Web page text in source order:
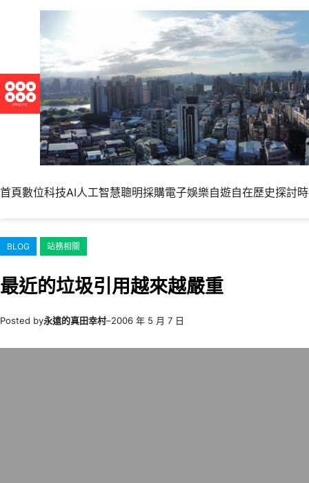
內
容
首頁數位科技AI人工智慧聰明採購電子娛樂自遊自在歷史探討
BLOG 站務相關
最近的垃圾引用越來越嚴重
Posted by永遠的真田幸村–2006 年 5 月 7 日